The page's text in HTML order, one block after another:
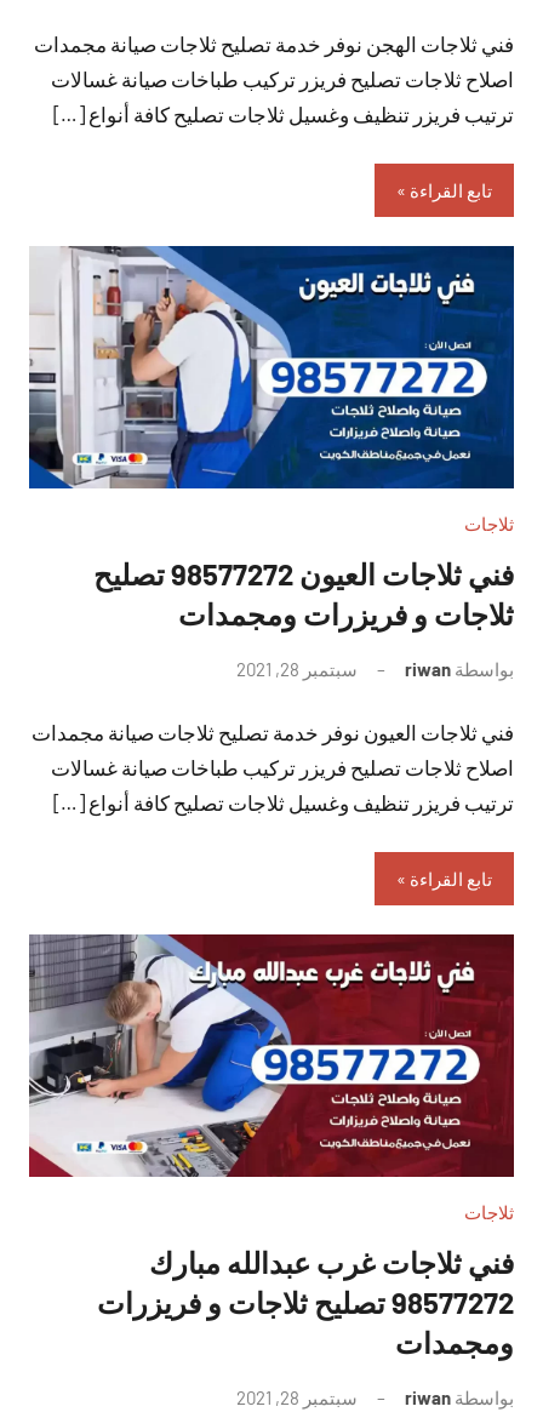
تعليقات
فني ثلاجات الهجن نوفر خدمة تصليح ثلاجات صيانة مجمدات
اصلاح ثلاجات تصليح فريزر تركيب طباخات صيانة غسالات
ترتيب فريزر تنظيف وغسيل ثلاجات تصليح كافة أنواع […]
تابع القراءة
ثلاجات
فني ثلاجات العيون 98577272 تصليح
ثلاجات و فريزرات ومجمدات
بواسطة riwan سبتمبر 28, 2021
تعليقات
فني ثلاجات العيون نوفر خدمة تصليح ثلاجات صيانة مجمدات
اصلاح ثلاجات تصليح فريزر تركيب طباخات صيانة غسالات
ترتيب فريزر تنظيف وغسيل ثلاجات تصليح كافة أنواع […]
تابع القراءة
ثلاجات
فني ثلاجات غرب عبدالله مبارك
98577272 تصليح ثلاجات و فريزرات
ومجمدات
بواسطة riwan سبتمبر 28, 2021